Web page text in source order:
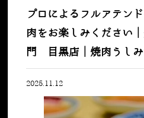
プロによるフルアテン
肉をお楽しみください
門 目黒店｜焼肉うし
2025.11.12